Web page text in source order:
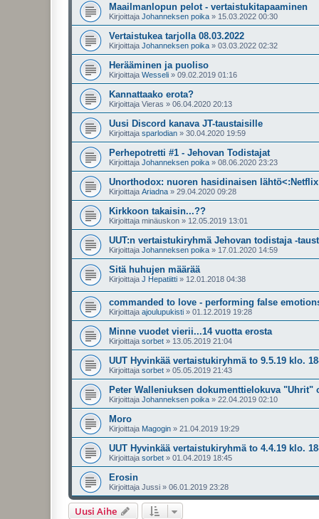
Maailmanlopun pelot - vertaistukitapaaminen
Kirjoittaja Johanneksen poika » 15.03.2022 00:30
Vertaistukea tarjolla 08.03.2022
Kirjoittaja Johanneksen poika » 03.03.2022 02:32
Herääminen ja puoliso
Kirjoittaja Wesseli » 09.02.2019 01:16
Kannattaako erota?
Kirjoittaja Vieras » 06.04.2020 20:13
Uusi Discord kanava JT-taustaisille
Kirjoittaja sparlodian » 30.04.2020 19:59
Perhepotretti #1 - Jehovan Todistajat
Kirjoittaja Johanneksen poika » 08.06.2020 23:23
Unorthodox: nuoren hasidinaisen lähtö<:Netflix
Kirjoittaja Ariadna » 29.04.2020 09:28
Kirkkoon takaisin...??
Kirjoittaja minäuskon » 12.05.2019 13:01
UUT:n vertaistukiryhmä Jehovan todistaja -
Kirjoittaja Johanneksen poika » 17.01.2020 14:59
Sitä huhujen määrää
Kirjoittaja J Hepatiitti » 12.01.2018 04:38
commanded to love - performing false
Kirjoittaja ajoulupukisti » 01.12.2019 19:28
Minne vuodet vierii...14 vuotta erosta
Kirjoittaja sorbet » 13.05.2019 21:04
UUT Hyvinkää vertaistukiryhmä to 9.5.19 klo.
Kirjoittaja sorbet » 05.05.2019 21:43
Peter Walleniuksen dokumenttielokuva "Uhrit"
Kirjoittaja Johanneksen poika » 22.04.2019 02:10
Moro
Kirjoittaja Magogin » 21.04.2019 19:29
UUT Hyvinkää vertaistukiryhmä to 4.4.19 klo.
Kirjoittaja sorbet » 01.04.2019 18:45
Erosin
Kirjoittaja Jussi » 06.01.2019 23:28
Uusi Aihe